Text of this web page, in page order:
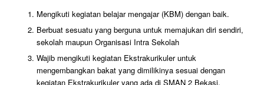
Mengikuti kegiatan belajar mengajar (KBM) dengan baik.
Berbuat sesuatu yang berguna untuk memajukan diri sendiri,
sekolah maupun Organisasi Intra Sekolah
Wajib mengikuti kegiatan Ekstrakurikuler untuk
mengembangkan bakat yang dimilikinya sesuai dengan
kegiatan Ekstrakurikuler yang ada di SMAN 2 Bekasi.